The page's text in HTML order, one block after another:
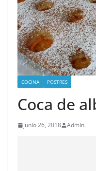
COCINA POSTRES
Coca de
junio 26, 2018 Admin